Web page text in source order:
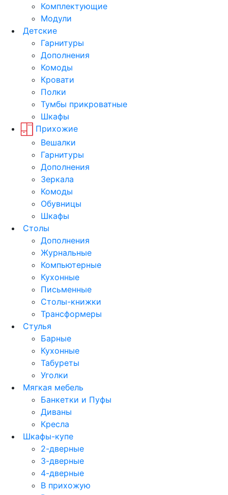
Комплектующие
Модули
Детские
Гарнитуры
Дополнения
Комоды
Кровати
Полки
Тумбы прикроватные
Шкафы
Прихожие
Вешалки
Гарнитуры
Дополнения
Зеркала
Комоды
Обувницы
Шкафы
Столы
Дополнения
Журнальные
Компьютерные
Кухонные
Письменные
Столы-книжки
Трансформеры
Стулья
Барные
Кухонные
Табуреты
Уголки
Мягкая мебель
Банкетки и Пуфы
Диваны
Кресла
Шкафы-купе
2-дверные
3-дверные
4-дверные
В прихожую